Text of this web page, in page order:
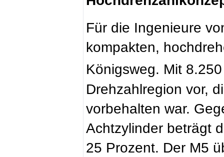
Für die Ingenieure
kompakten,
Königsweg. Mit
Drehzahl­region vor,
vorbehalten war.
Achtzylinder beträgt
25 Prozent. Der M5